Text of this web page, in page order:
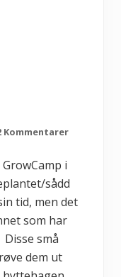
Kommentarer
i
sådd
tid, men det
som har
små
dem ut